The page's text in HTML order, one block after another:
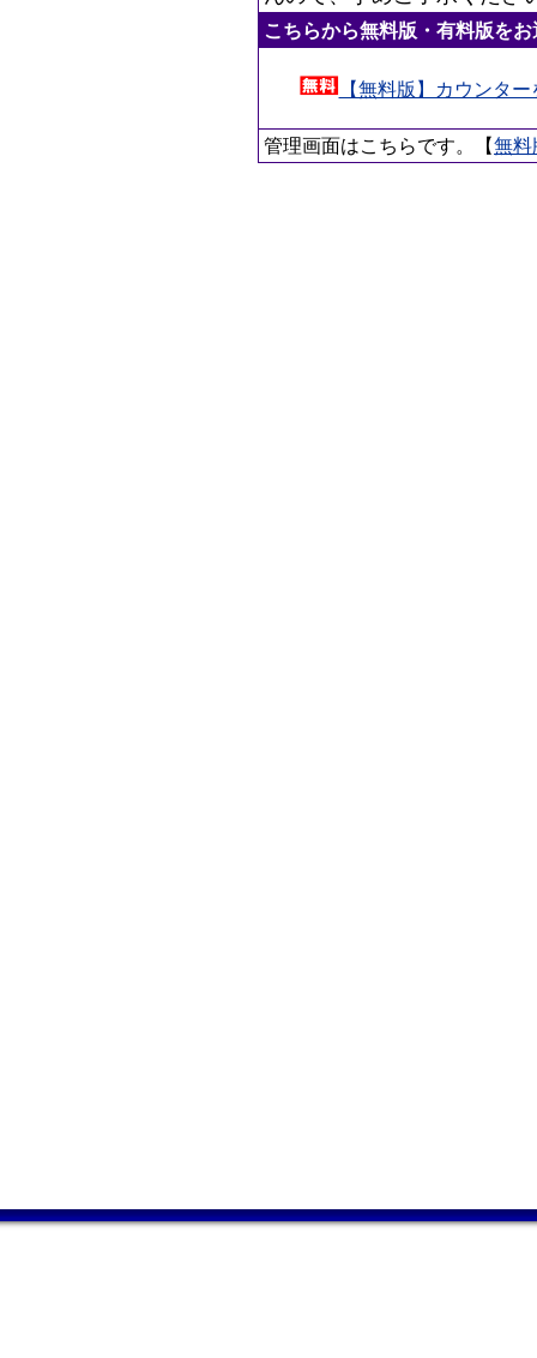
こちらから無料版・有料版を
【無料版】カウンタ
管理画面はこちらです。【無料